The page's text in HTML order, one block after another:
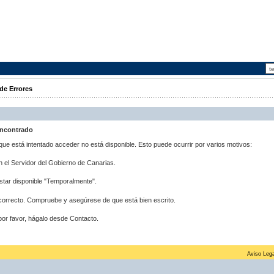
Errores
está intentado acceder no está disponible. Esto puede ocurrir por varios motivos:
el Servidor del Gobierno de Canarias.
disponible "Temporalmente".
Compruebe y asegúrese de que está bien escrito.
favor, hágalo desde Contacto.
Aviso